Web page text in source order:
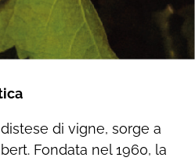
di vigne, sorge a
Fondata nel 1960, la